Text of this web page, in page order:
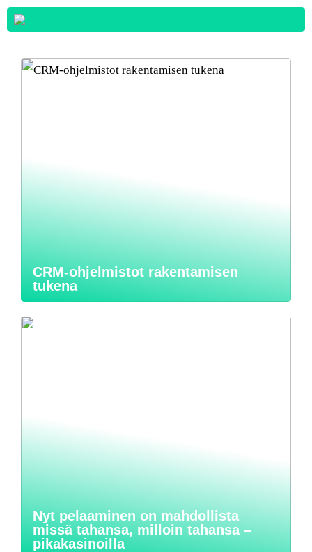
CRM-ohjelmistot rakentamisen
tukena
Nyt pelaaminen on mahdollista
missä tahansa, milloin tahansa –
pikakasinoilla